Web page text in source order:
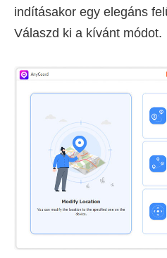
indításakor egy elegáns
Válaszd ki a kívánt módot.